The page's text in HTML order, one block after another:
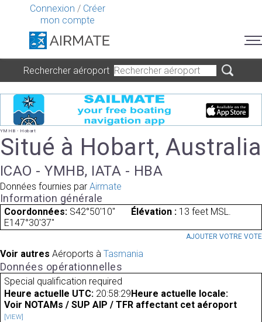
Connexion / Créer
mon compte
Rechercher aéroport
YMHB - Hobart
Situé à Hobart, Australia
ICAO - YMHB, IATA - HBA
Données fournies par Airmate
Information générale
Coordonnées: S42°50'10"
E147°30'37"
Élévation : 13 feet MSL.
AJOUTER VOTRE VOTE
Voir autres Aéroports à Tasmania
Données opérationnelles
Special qualification required
Heure actuelle UTC: 20:58:29 Heure actuelle locale:
Voir NOTAMs / SUP AIP / TFR affectant cet aéroport
[VIEW]